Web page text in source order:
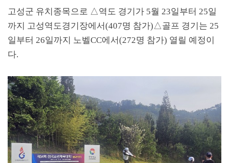
고성군 유치종목으로 △역도 경기가 5월 23일부터 25일
까지 고성역도경기장에서(407명 참가)△골프 경기는 25
일부터 26일까지 노벨CC에서(272명 참가) 열릴 예정이
다.